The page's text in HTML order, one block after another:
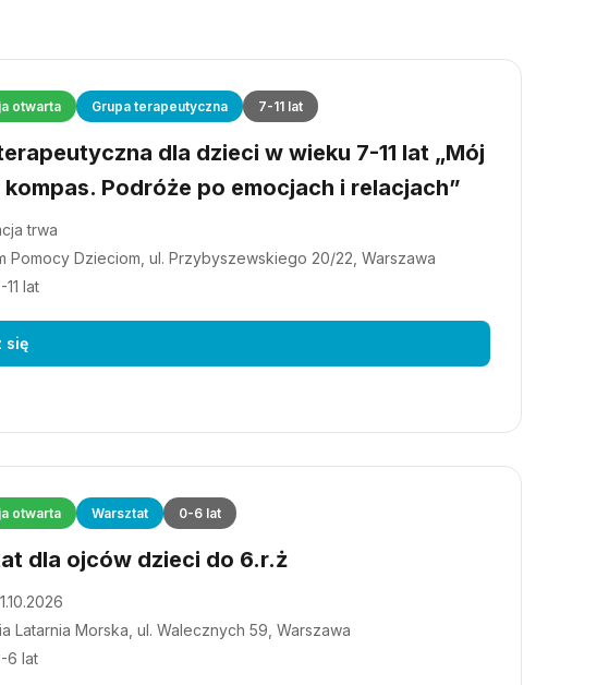
otwarta Grupa terapeutyczna 7-11 lat
dla dzieci w wieku 7-11 lat „Mój
kompas. Podróże po emocjach i relacjach”
trwa
Pomocy Dzieciom, ul. Przybyszewskiego 20/22, Warszawa
lat
się
otwarta Warsztat 0-6 lat
dla ojców dzieci do 6.r.ż
Latarnia Morska, ul. Walecznych 59, Warszawa
6 lat